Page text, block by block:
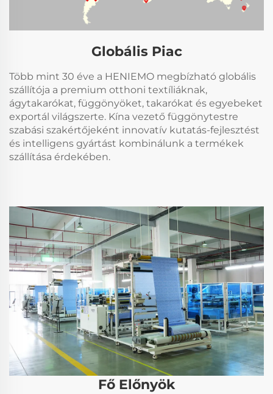
Globális Piac
Több mint 30 éve a HENIEMO megbízható globális
szállítója a premium otthoni textíliáknak,
ágytakarókat, függönyöket, takarókat és egyebeket
exportál világszerte. Kína vezető függönytestre
szabási szakértőjeként innovatív kutatás-fejlesztést
és intelligens gyártást kombinálunk a termékek
szállítása érdekében.
Fő Előnyök